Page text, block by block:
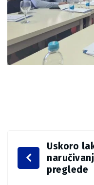
Uskoro
preglede